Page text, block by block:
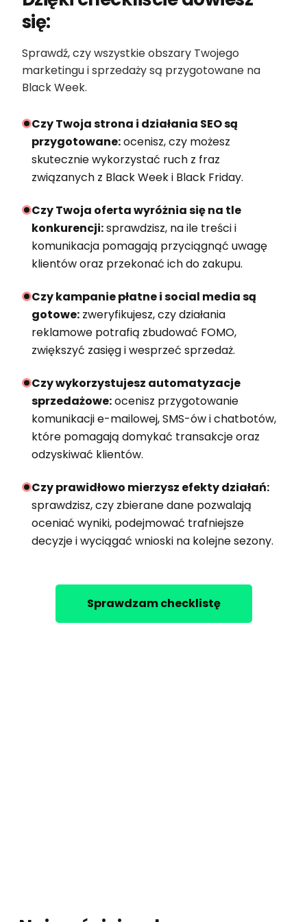
się:
Sprawdź, czy wszystkie obszary Twojego
marketingu i sprzedaży są przygotowane na
Black Week.
Czy Twoja strona i działania SEO są
przygotowane:ocenisz, czy możesz
skutecznie wykorzystać ruch z fraz
związanych z Black Week i Black Friday.
Czy Twoja oferta wyróżnia się na tle
konkurencji:sprawdzisz, na ile treści i
komunikacja pomagają przyciągnąć uwagę
klientów oraz przekonać ich do zakupu.
Czy kampanie płatne i social media są
gotowe:zweryfikujesz, czy działania
reklamowe potrafią zbudować FOMO,
zwiększyć zasięg i wesprzeć sprzedaż.
Czy wykorzystujesz automatyzacje
sprzedażowe:ocenisz przygotowanie
komunikacji e-mailowej, SMS-ów i chatbotów,
które pomagają domykać transakcje oraz
odzyskiwać klientów.
Czy prawidłowo mierzysz efekty działań:
sprawdzisz, czy zbierane dane pozwalają
oceniać wyniki, podejmować trafniejsze
decyzje i wyciągać wnioski na kolejne sezony.
Sprawdzam checklistę